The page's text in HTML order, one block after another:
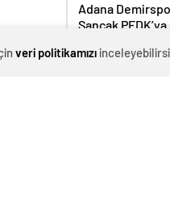
Adana
Sancak
EKONOMİ 07
veri politikamızı